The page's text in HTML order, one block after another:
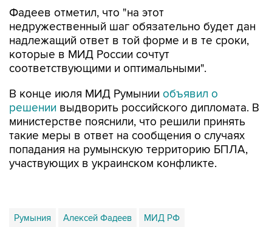
Фадеев отметил, что "на этот
недружественный шаг обязательно будет дан
надлежащий ответ в той форме и в те сроки,
которые в МИД России сочтут
соответствующими и оптимальными".
В конце июля МИД Румынии объявил о
решении выдворить российского дипломата. В
министерстве пояснили, что решили принять
такие меры в ответ на сообщения о случаях
попадания на румынскую территорию БПЛА,
участвующих в украинском конфликте.
Румыния Алексей Фадеев МИД РФ